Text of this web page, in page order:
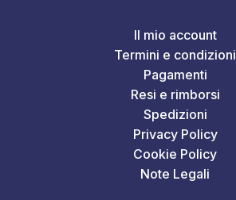
Il mio account
Termini e condizioni
Pagamenti
Resi e rimborsi
Spedizioni
Privacy Policy
Cookie Policy
Note Legali